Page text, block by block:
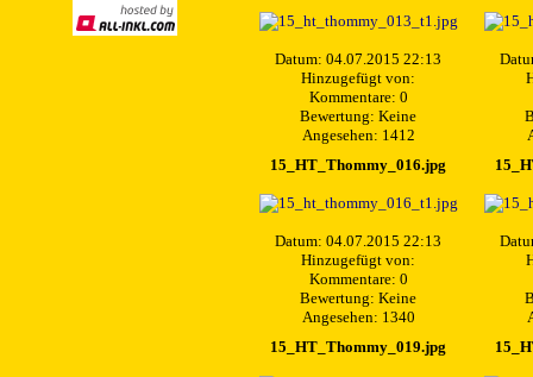
Datum: 04.07.2015 22:13
Hinzugefügt von:
Kommentare: 0
Bewertung: Keine
Angesehen: 1412
15_HT_Thommy_016.jpg
Datum: 04.07.2015 22:13
Hinzugefügt von:
Kommentare: 0
Bewertung: Keine
Angesehen: 1340
15_HT_Thommy_019.jpg